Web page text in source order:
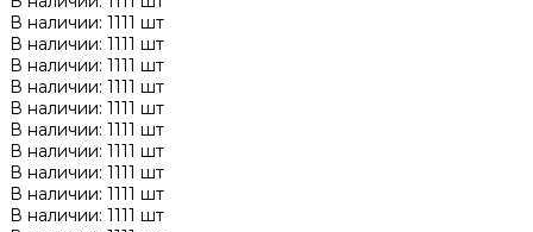
В наличии: 1111 шт
В наличии: 1111 шт
В наличии: 1111 шт
В наличии: 1111 шт
В наличии: 1111 шт
В наличии: 1111 шт
В наличии: 1111 шт
В наличии: 1111 шт
В наличии: 1111 шт
В наличии: 1111 шт